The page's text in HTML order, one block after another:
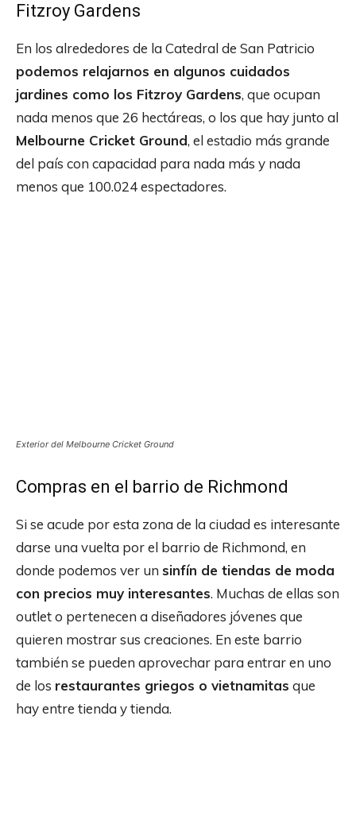
Fitzroy Gardens
En los alrededores de la Catedral de San Patricio
podemos relajarnos en algunos cuidados
jardines como los Fitzroy Gardens, que ocupan
nada menos que 26 hectáreas, o los que hay junto al
Melbourne Cricket Ground, el estadio más grande
del país con capacidad para nada más y nada
menos que 100.024 espectadores.
Exterior del Melbourne Cricket Ground
Compras en el barrio de Richmond
Si se acude por esta zona de la ciudad es interesante
darse una vuelta por el barrio de Richmond, en
donde podemos ver un sinfín de tiendas de moda
con precios muy interesantes. Muchas de ellas son
outlet o pertenecen a diseñadores jóvenes que
quieren mostrar sus creaciones. En este barrio
también se pueden aprovechar para entrar en uno
de los restaurantes griegos o vietnamitas que
hay entre tienda y tienda.